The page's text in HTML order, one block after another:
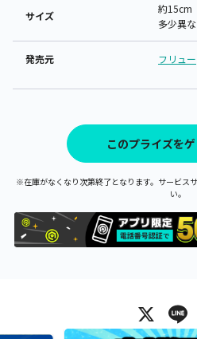
サイズ
約15cm
多少異な
発売元 フリュー
このプライズを
※在庫がなくなり次第終了となります。サービス
い。
X